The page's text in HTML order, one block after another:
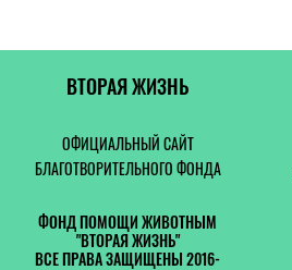
ВТОРАЯ ЖИЗНЬ
ОФИЦИАЛЬНЫЙ САЙТ
БЛАГОТВОРИТЕЛЬНОГО ФОНДА
ФОНД ПОМОЩИ ЖИВОТНЫМ
"ВТОРАЯ ЖИЗНЬ"
ВСЕ ПРАВА ЗАЩИЩЕНЫ 2016-